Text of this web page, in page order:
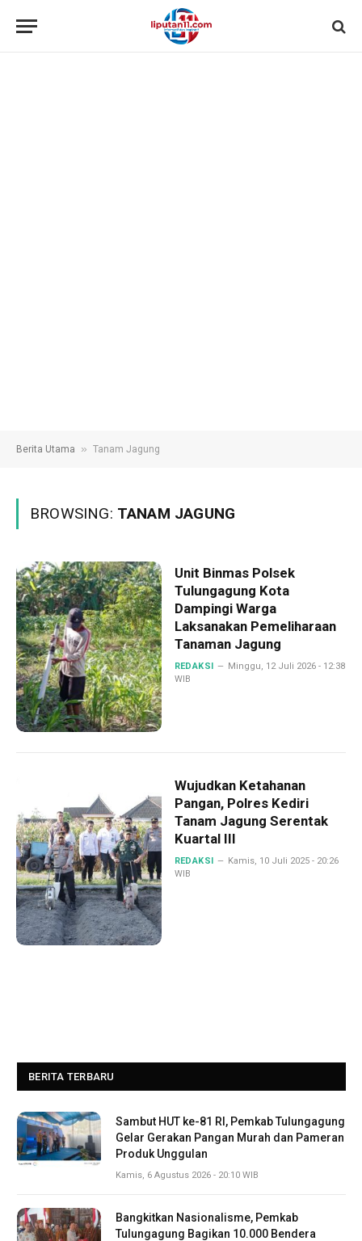
Berita Utama » Tanam Jagung
BROWSING: TANAM JAGUNG
Unit Binmas Polsek
Tulungagung Kota
Dampingi Warga
Laksanakan Pemeliharaan
Tanaman Jagung
REDAKSI
Minggu, 12 Juli 2026 - 12:38
WIB
Wujudkan Ketahanan
Pangan, Polres Kediri
Tanam Jagung Serentak
Kuartal III
REDAKSI
Kamis, 10 Juli 2025 - 20:26
WIB
BERITA TERBARU
Sambut HUT ke-81 RI, Pemkab Tulungagung
Gelar Gerakan Pangan Murah dan Pameran
Produk Unggulan
Kamis, 6 Agustus 2026 - 20:10 WIB
Bangkitkan Nasionalisme, Pemkab
Tulungagung Bagikan 10.000 Bendera